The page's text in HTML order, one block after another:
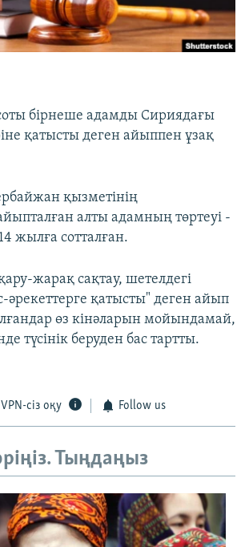
бірнеше адамды Сириядағы
қатысты деген айыппен ұзақ
қызметінің
алты адамның төртеуі -
жылға сотталған.
жарақ сақтау, шетелдегі
әрекеттерге қатысты" деген айып
өз кінәларын мойындамай,
түсінік беруден бас тартты.
VPN-сіз оқу Follow us
Тыңдаңыз